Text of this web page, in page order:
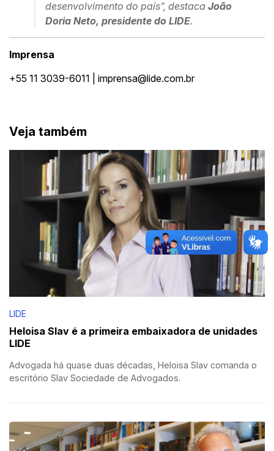
desenvolvimento do país”, destaca João
Doria Neto, presidente do LIDE.
Imprensa
+55 11 3039-6011 | imprensa@lide.com.br
Veja também
LIDE
Heloisa Slav é a primeira embaixadora de unidades
LIDE
Advogada há quase duas décadas, Heloisa Slav comanda o
escritório Slav Sociedade de Advogados.